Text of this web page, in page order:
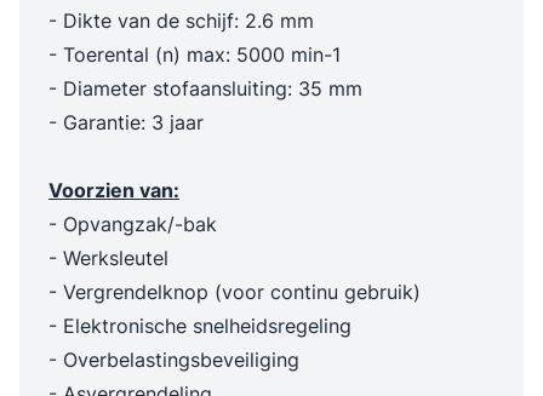
- Dikte van de schijf: 2.6 mm
- Toerental (n) max: 5000 min-1
- Diameter stofaansluiting: 35 mm
- Garantie: 3 jaar
Voorzien van:
- Opvangzak/-bak
- Werksleutel
- Vergrendelknop (voor continu gebruik)
- Elektronische snelheidsregeling
- Overbelastingsbeveiliging